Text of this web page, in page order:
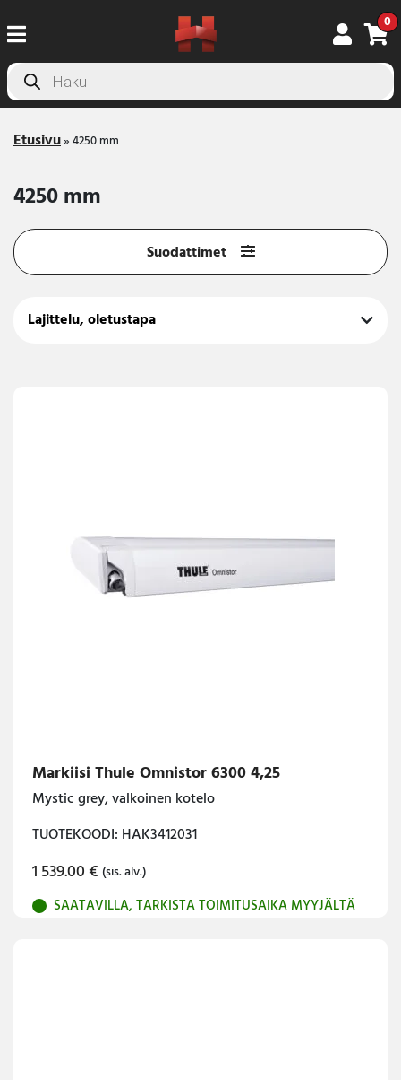
0
Products
search
Etusivu»4250 mm
4250 mm
Suodattimet
Markiisi Thule Omnistor 6300 4,25
Mystic grey, valkoinen kotelo
TUOTEKOODI: HAK3412031
1 539.00€ (sis. alv.)
SAATAVILLA, TARKISTA TOIMITUSAIKA MYYJÄLTÄ